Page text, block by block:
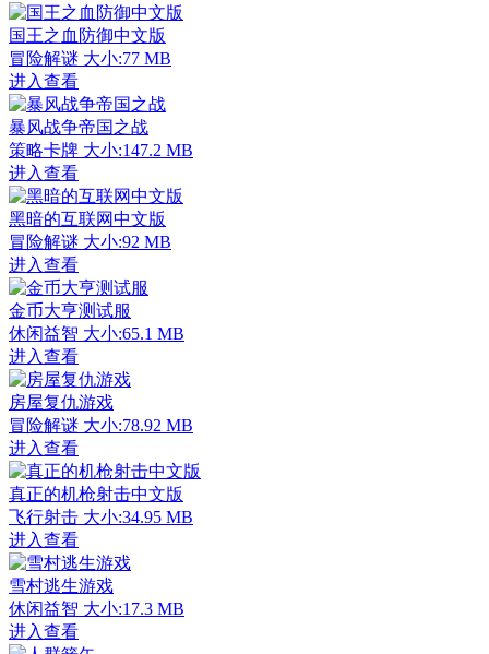
国王之血防御中文版
冒险解谜 大小:77 MB
进入查看
暴风战争帝国之战
策略卡牌 大小:147.2 MB
进入查看
黑暗的互联网中文版
冒险解谜 大小:92 MB
进入查看
金币大亨测试服
休闲益智 大小:65.1 MB
进入查看
房屋复仇游戏
冒险解谜 大小:78.92 MB
进入查看
真正的机枪射击中文版
飞行射击 大小:34.95 MB
进入查看
雪村逃生游戏
休闲益智 大小:17.3 MB
进入查看